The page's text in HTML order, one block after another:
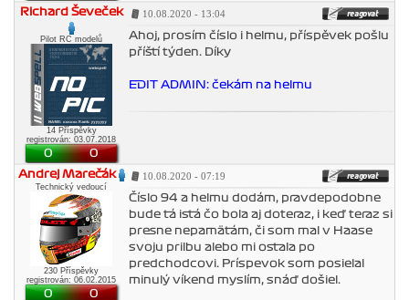
Richard Ševeček
Pilot RC modelů
14 Příspěvky
registrován: 03.07.2018
0 0
10.08.2020 - 13:04
Ahoj, prosím číslo i helmu, příspěvek pošlu
příští týden. Díky
EDIT ADMIN: čekám na helmu
Andrej Marečák
Technický vedoucí
230 Příspěvky
registrován: 06.02.2015
0 0
10.08.2020 - 07:19
Číslo 94 a helmu dodám, pravdepodobne
bude tá istá čo bola aj doteraz, i keď teraz si
presne nepamätám, či som mal v Haase
svoju prilbu alebo mi ostala po
predchodcovi. Príspevok som posielal
minulý víkend myslím, snáď došiel.